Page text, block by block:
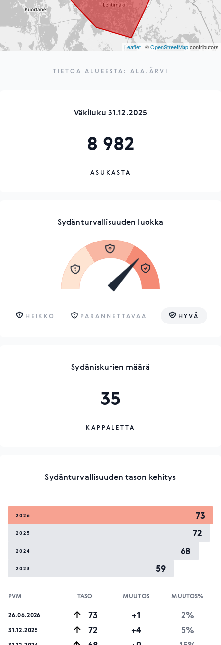
Leaflet | ©OpenStreetMapcontributors
TIETOA ALUEESTA: ALAJÄRVI
Väkiluku 31.12.2025
8 982
ASUKASTA
Sydänturvallisuuden luokka
HEIKKO PARANNETTAVAA HYVÄ
Sydäniskurien määrä
35
KAPPALETTA
Sydänturvallisuuden tason kehitys
2026 73
2025 72
2024 68
2023 59
PVM TASO MUUTOS MUUTOS%
26.06.2026 73 +1 2%
31.12.2025 72 +4 5%